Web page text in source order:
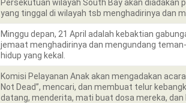
Persekutuan wilayah South Bay akan diadakan
yang tinggal di wilayah tsb menghadirinya dan
Minggu depan, 21 April adalah kebaktian
jemaat menghadirinya dan mengundang
hidup yang kekal.
Komisi Pelayanan Anak akan mengadakan
Not Dead”, mencari, dan membuat telur
datang, menderita, mati buat dosa mereka,